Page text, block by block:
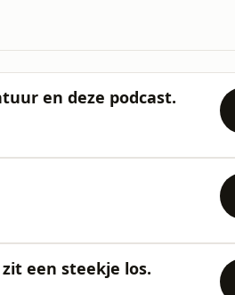
en deze podcast.
een steekje los.